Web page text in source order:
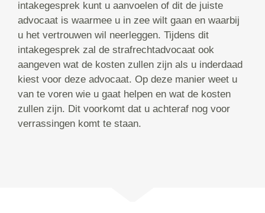
intakegesprek kunt u aanvoelen of dit de juiste
advocaat is waarmee u in zee wilt gaan en waarbij
u het vertrouwen wil neerleggen. Tijdens dit
intakegesprek zal de strafrechtadvocaat ook
aangeven wat de kosten zullen zijn als u inderdaad
kiest voor deze advocaat. Op deze manier weet u
van te voren wie u gaat helpen en wat de kosten
zullen zijn. Dit voorkomt dat u achteraf nog voor
verrassingen komt te staan.